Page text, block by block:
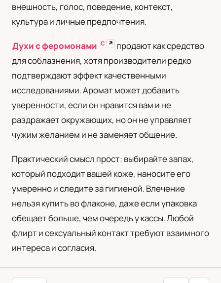
внешность, голос, поведение, контекст,
культура и личные предпочтения.
Духи с феромонами С ↗ продают как средство
для соблазнения, хотя производители редко
подтверждают эффект качественными
исследованиями. Аромат может добавить
уверенности, если он нравится вам и не
раздражает окружающих, но он не управляет
чужим желанием и не заменяет общение.
Практический смысл прост: выбирайте запах,
который подходит вашей коже, наносите его
умеренно и следите за гигиеной. Влечение
нельзя купить во флаконе, даже если упаковка
обещает больше, чем очередь у кассы. Любой
флирт и сексуальный контакт требуют взаимного
интереса и согласия.